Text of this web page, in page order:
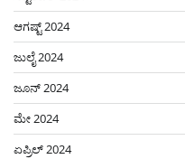
ಆಗಷ್ಟ್ 2024
ಜುಲೈ 2024
ಜೂನ್ 2024
ಮೇ 2024
ಏಪ್ರಿಲ್ 2024